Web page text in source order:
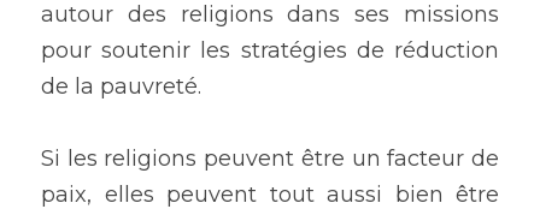
autour des religions dans ses missions
pour soutenir les stratégies de réduction
de la pauvreté.
Si les religions peuvent être un facteur de
paix, elles peuvent tout aussi bien être